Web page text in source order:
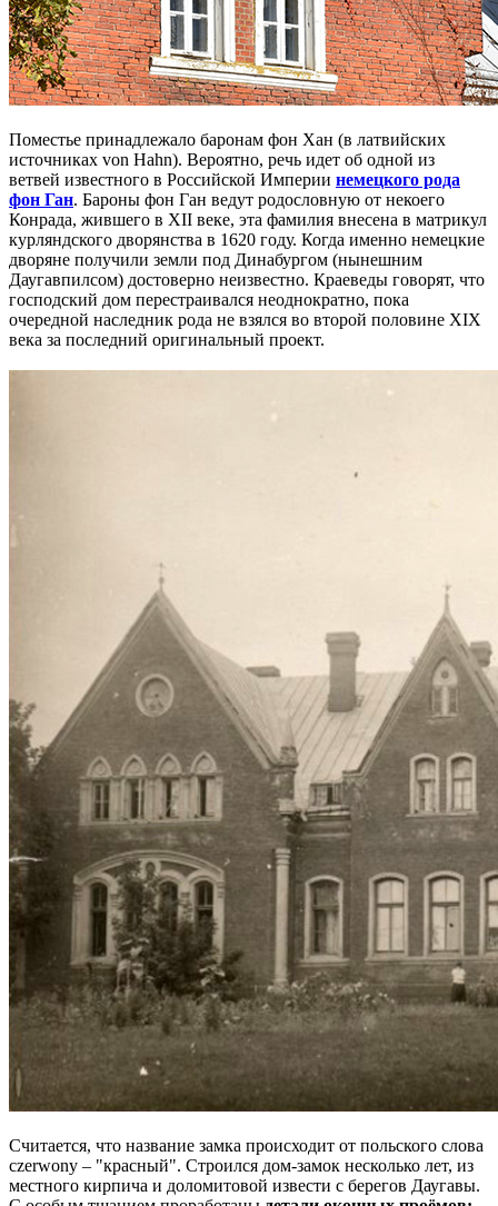
Поместье принадлежало баронам фон Хан (в латвийских
источниках von Hahn). Вероятно, речь идет об одной из
ветвей известного в Российской Империи немецкого рода
фон Ган. Бароны фон Ган ведут родословную от некоего
Конрада, жившего в XII веке, эта фамилия внесена в матрикул
курляндского дворянства в 1620 году. Когда именно немецкие
дворяне получили земли под Динабургом (нынешним
Даугавпилсом) достоверно неизвестно. Краеведы говорят, что
господский дом перестраивался неоднократно, пока
очередной наследник рода не взялся во второй половине XIX
века за последний оригинальный проект.
Считается, что название замка происходит от польского слова
czerwony – "красный". Строился дом-замок несколько лет, из
местного кирпича и доломитовой извести с берегов Даугавы.